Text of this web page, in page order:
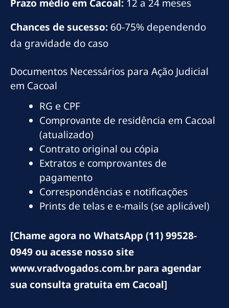
Prazo médio em Cacoal: 12 a 24 meses
Chances de sucesso: 60-75% dependendo
da gravidade do caso
Documentos Necessários para Ação Judicial
em Cacoal
RG e CPF
Comprovante de residência em Cacoal
(atualizado)
Contrato original ou cópia
Extratos e comprovantes de
pagamento
Correspondências e notificações
Prints de telas e e-mails (se aplicável)
[Chame agora no WhatsApp (11) 99528-
0949 ou acesse nosso site
www.vradvogados.com.br para agendar
sua consulta gratuita em Cacoal]